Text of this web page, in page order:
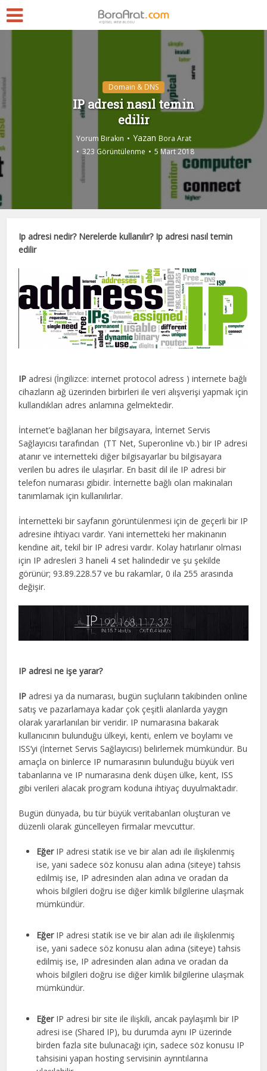
Domain & DNS
IP adresi nasıl temin
edilir
Yorum Bırakın Yazan Bora Arat
323 Görüntülenme
5 Mart 2018
Ip adresi nedir? Nerelerde kullanılır? Ip adresi nasıl temin
edilir
IP adresi (İngilizce: internet protocol adress ) internete bağlı
cihazların ağ üzerinden birbirleri ile veri alışverişi yapmak için
kullandıkları adres anlamına gelmektedir.
İnternet’e bağlanan her bilgisayara, İnternet Servis
Sağlayıcısı tarafından (TT Net, Superonline vb.) bir IP adresi
atanır ve internetteki diğer bilgisayarlar bu bilgisayara
verilen bu adres ile ulaşırlar. En basit dil ile IP adresi bir
telefon numarası gibidir. İnternette bağlı olan makinaları
tanımlamak için kullanılırlar.
İnternetteki bir sayfanın görüntülenmesi için de geçerli bir IP
adresine ihtiyacı vardır. Yani internetteki her makinanın
kendine ait, tekil bir IP adresi vardır. Kolay hatırlanır olması
için IP adresleri 3 haneli 4 set halindedir ve şu şekilde
görünür; 93.89.228.57 ve bu rakamlar, 0 ila 255 arasında
değişir.
IP adresi ne işe yarar?
IP adresi ya da numarası, bugün suçluların takibinden online
satış ve pazarlamaya kadar çok çeşitli alanlarda yaygın
olarak yararlanılan bir veridir. IP numarasına bakarak
kullanıcının bulunduğu ülkeyi, kenti, enlem ve boylamı ve
ISS’yi (İnternet Servis Sağlayıcısı) belirlemek mümkündür. Bu
amaçla on binlerce IP numarasının bulunduğu büyük veri
tabanlarına ve IP numarasına denk düşen ülke, kent, ISS
gibi verileri alacak program koduna ihtiyaç duyulmaktadır.
Bugün dünyada, bu tür büyük veritabanları oluşturan ve
düzenli olarak güncelleyen firmalar mevcuttur.
EğerIP adresi statik ise ve bir alan adı ile ilişkilenmiş
ise, yani sadece söz konusu alan adına (siteye) tahsis
edilmiş ise, IP adresinden alan adına ve oradan da
whois bilgileri doğru ise diğer kimlik bilgilerine ulaşmak
mümkündür.
EğerIP adresi statik ise ve bir alan adı ile ilişkilenmiş
ise, yani sadece söz konusu alan adına (siteye) tahsis
edilmiş ise, IP adresinden alan adına ve oradan da
whois bilgileri doğru ise diğer kimlik bilgilerine ulaşmak
mümkündür.
EğerIP adresi bir site ile ilişkili, ancak paylaşımlı bir IP
adresi ise (Shared IP), bu durumda aynı IP üzerinde
birden fazla site bulunacağı için, sadece söz konusu IP
tahsisini yapan hosting servisinin ayrıntılarına